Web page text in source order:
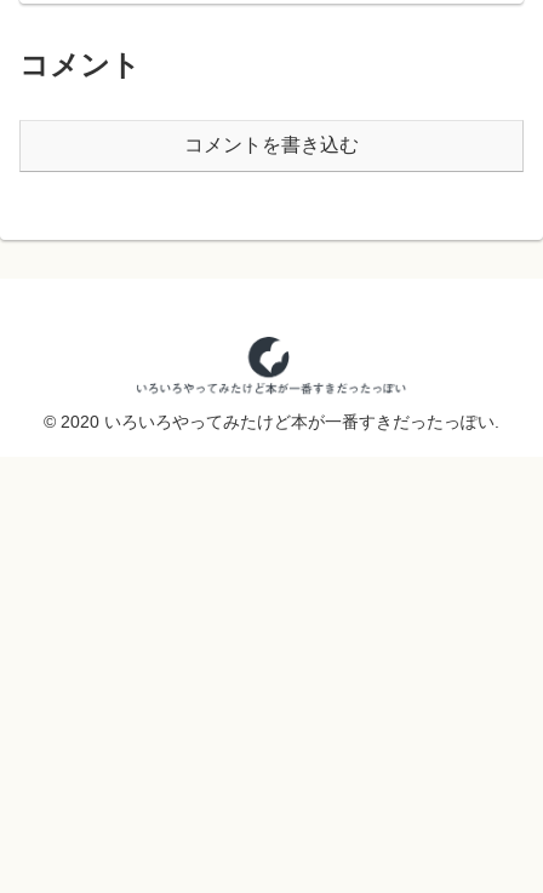
コメント
コメントを書き込む
© 2020 いろいろやってみたけど本が一番すきだったっぽい.